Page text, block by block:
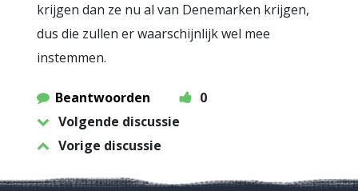
krijgen dan ze nu al van Denemarken krijgen,
dus die zullen er waarschijnlijk wel mee
instemmen.
Beantwoorden
0
Volgende discussie
Vorige discussie